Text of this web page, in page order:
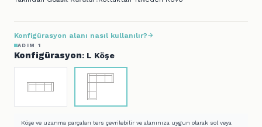
Konfigürasyon alanı nasıl kullanılır?
ADIM 1
Konfigürasyon: L Köşe
Köşe ve uzanma parçaları ters çevrilebilir ve alanınıza uygun olarak sol veya